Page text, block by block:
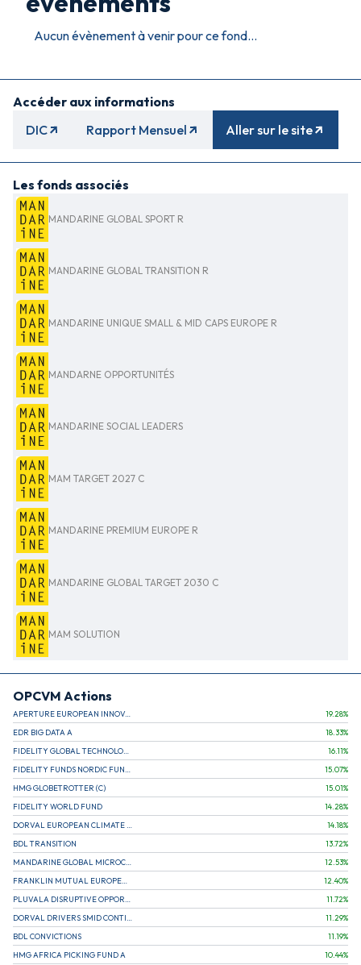
Aucun évènement à venir pour ce fond...
Accéder aux informations
DIC
Rapport Mensuel Aller sur le site
Les fonds associés
MANDARINE GLOBAL SPORT R
MANDARINE GLOBAL TRANSITION R
MANDARINE UNIQUE SMALL & MID CAPS EUROPE R
MANDARNE OPPORTUNITÉS
MANDARINE SOCIAL LEADERS
MAM TARGET 2027 C
MANDARINE PREMIUM EUROPE R
MANDARINE GLOBAL TARGET 2030 C
MAM SOLUTION
OPCVM Actions
APERTURE EUROPEAN INNOVATION 19.28%
EDR BIG DATA A
18.33%
16.11%
15.07%
HMG GLOBETROTTER (C)
15.01%
FIDELITY WORLD FUND
14.28%
14.18%
BDL TRANSITION
13.72%
12.53%
12.40%
11.72%
11.29%
BDL CONVICTIONS
11.19%
HMG AFRICA PICKING FUND A
10.44%